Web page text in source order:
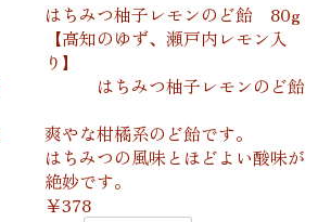
はちみつ柚子レモンのど飴 80g
【高知のゆず、瀬戸内レモン入
り】
はちみつ柚子レモンのど飴
爽やな柑橘系のど飴です。
はちみつの風味とほどよい酸味が
絶妙です。
￥378